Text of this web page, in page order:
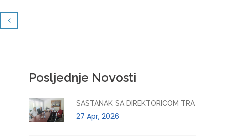
Posljednje Novosti
SASTANAK SA DIREKTORICOM TRA
27 Apr, 2026